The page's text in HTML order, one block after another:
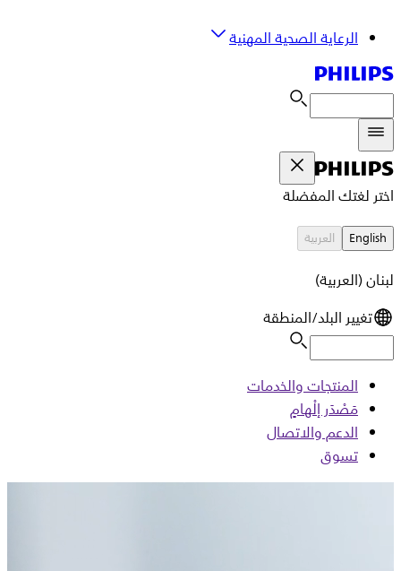
الرعاية الصحية المهنية
اختر لغتك المفضلة
English العربية
لبنان (العربية)
تغيير البلد/المنطقة
المنتجات والخدمات
مَصْدَر إلْهامٍ
الدعم والاتصال
تسوق